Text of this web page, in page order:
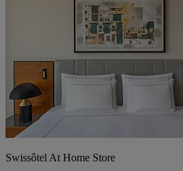
Swissôtel At Home Store